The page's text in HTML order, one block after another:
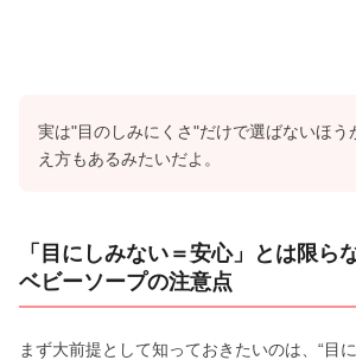
実は"目のしみにくさ"だけで選ばないほう
え方もあるみたいだよ。
「目にしみない＝安心」とは限ら
ベビーソープの注意点
まず大前提として知っておきたいのは、“目